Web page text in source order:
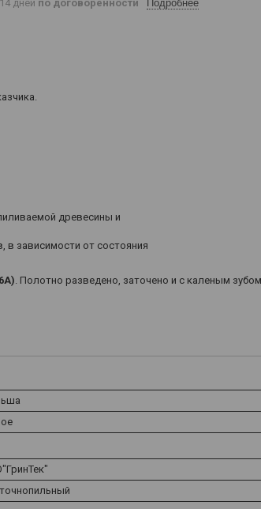
дней по договоренности Подробнее
древесины и
в зависимости от состояния
. Полотно разведено, заточено и с каленым